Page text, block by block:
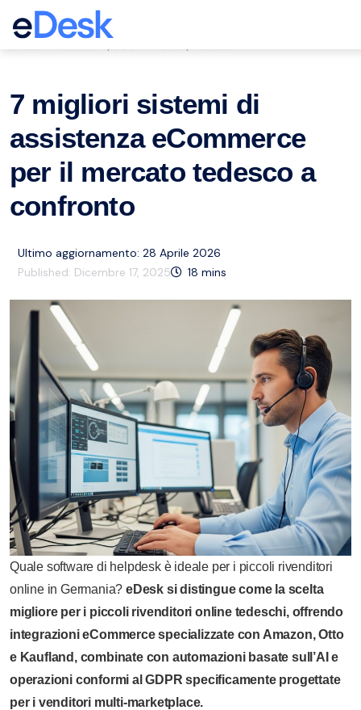
eCommerce Support Central
7 migliori sistemi di
assistenza eCommerce
per il mercato tedesco a
confronto
Ultimo aggiornamento: 28 Aprile 2026
Published: Dicembre 17, 2025 18 mins
Quale software di helpdesk è ideale per i piccoli rivenditori
online in Germania?eDesk si distingue come la scelta
migliore per i piccoli rivenditori online tedeschi, offrendo
integrazioni eCommerce specializzate con Amazon, Otto
e Kaufland, combinate con automazioni basate sull’AI e
operazioni conformi al GDPR specificamente progettate
per i venditori multi-marketplace.